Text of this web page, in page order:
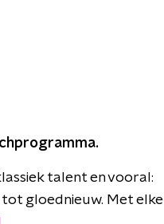
talent en vooral:
gloednieuw. Met elke